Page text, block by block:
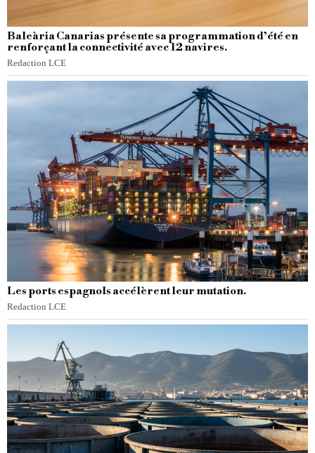
Baleària Canarias présente sa programmation d’été en
renforçant la connectivité avec 12 navires.
Redaction LCE
Les ports espagnols accélèrent leur mutation.
Redaction LCE